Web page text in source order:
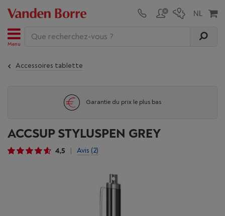
Menu
Accessoires tablette
Garantie du prix le plus bas
ACCSUP STYLUSPEN GREY
4,5 Avis (2)